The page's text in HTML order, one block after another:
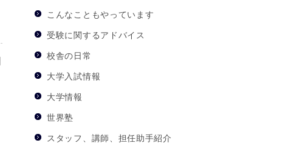
こんなこともやっています
受験に関するアドバイス
校舎の日常
大学入試情報
大学情報
世界塾
スタッフ、講師、担任助手紹介